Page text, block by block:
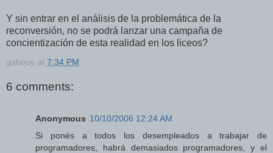
Y sin entrar en el análisis de la problemática de la
reconversión, no se podrá lanzar una campaña de
concientización de esta realidad en los liceos?
gabouy at 7:34 PM
6 comments:
Anonymous 10/10/2006 12:24 AM
Si ponés a todos los desempleados a trabajar de
programadores, habrá demasiados programadores, y el